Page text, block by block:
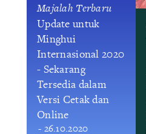
Majalah Terbaru
Update untuk
Minghui
Internasional 2020
- Sekarang
Tersedia dalam
Versi Cetak dan
Online
- 26.10.2020